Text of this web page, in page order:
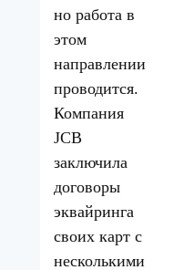
но работа в
этом
направлении
проводится.
Компания
JCB
заключила
договоры
эквайринга
своих карт с
несколькими